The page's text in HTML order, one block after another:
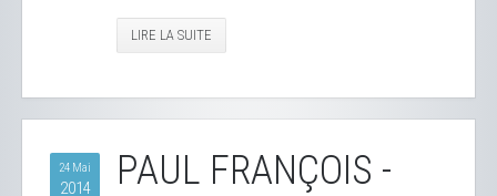
LIRE LA SUITE
24 Mai
2014
PAUL FRANÇOIS -